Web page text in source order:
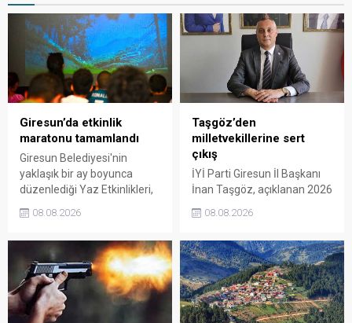
Giresun’da etkinlik
maratonu tamamlandı
Giresun Belediyesi'nin
yaklaşık bir ay boyunca
düzenlediği Yaz Etkinlikleri,
binlerce vatandaşı kültür,
sanat ve eğlenceyle
organizasyonun ardından
Kadın El Emeği Pazarı'nın
süresi de 16 Ağustos'a
kadar uzatıldı.
08.08.2026
Taşgöz’den
milletvekillerine sert
çıkış
İYİ Parti Giresun İl Başkanı
İnan Taşgöz, açıklanan 2026
yılı fındık alım fiyatı
üzerinden iktidar
eleştirdi. Taşgöz, üreticinin
emeğinin karşılığını
alamadığını savunarak,
Giresun milletvekillerini
sessiz kalmakla suçladı.
08.08.2026